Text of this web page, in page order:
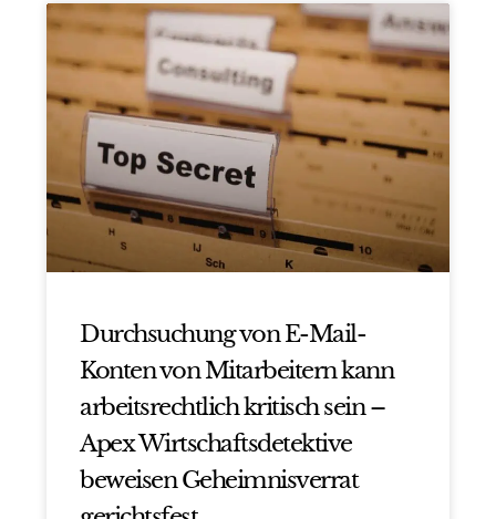
Durchsuchung von E-Mail-
Konten von Mitarbeitern kann
arbeitsrechtlich kritisch sein –
Apex Wirtschaftsdetektive
beweisen Geheimnisverrat